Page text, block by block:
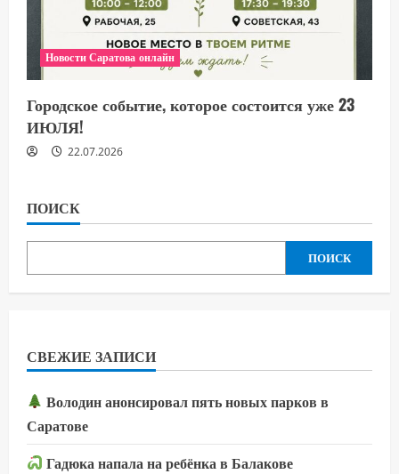
Новости Саратова онлайн
Городское событие, которое состоится уже 23
ИЮЛЯ!
22.07.2026
ПОИСК
ПОИСК
СВЕЖИЕ ЗАПИСИ
Володин анонсировал пять новых парков в
Саратове
Гадюка напала на ребёнка в Балакове